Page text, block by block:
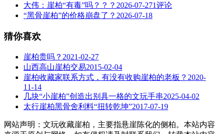
大伟：崖柏“有毒”吗？？？ 2026-07-271评论
“黑骨崖柏”的价格崩盘了？ 2026-07-18
猜你喜欢
崖柏贵吗？ 2021-02-27
山西高山崖柏交易2015-02-04
崖柏收藏家联系方式，有没有收购崖柏的老板？ 2020-
11-14
几块“小崖柏”创造出别具一格的文玩手串2025-04-02
太行崖柏黑骨舍利料“扭转乾坤”2017-07-19
网站声明：文玩收藏崖柏，主要指悬崖陈化的侧柏。本站内容